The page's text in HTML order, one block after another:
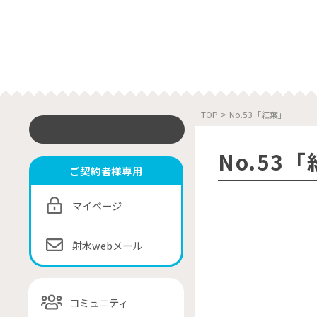
ご契約者様専用
マイページ
射水webメール
コミュニティ
TOP > No.53「紅葉」
No.53「